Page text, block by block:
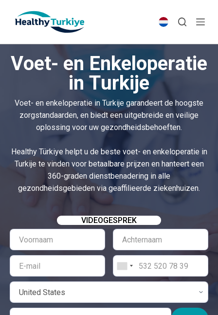
p
t
t
Voet- en Enkeloperatie
in Turkije
Voet- en enkeloperatie in Turkije garandeert de hoogste
zorgstandaarden, en biedt een uitgebreide en veilige
oplossing voor uw gezondheidsbehoeften.
Healthy Türkiye helpt u de beste voet- en enkeloperatie in
Turkije te vinden voor betaalbare prijzen en hanteert een
360-graden dienstbenadering in alle
gezondheidsgebieden via geaffilieerde ziekenhuizen.
VIDEOGESPREK